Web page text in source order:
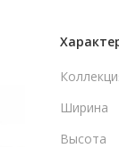
Ширина
Высота